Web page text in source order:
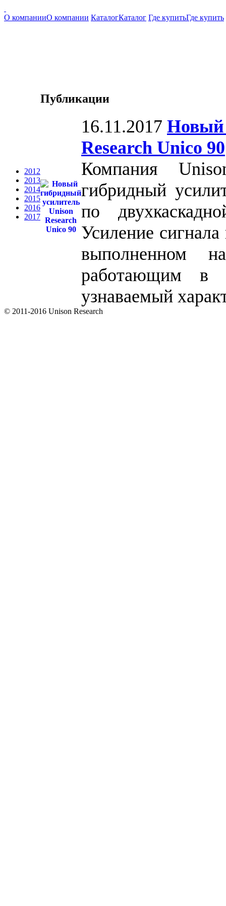
О компанииО компании КаталогКаталог Где купитьГде купить
2012
2013
2014
2015
2016
2017
Публикации
16.11.2017 Новый
Research Unico 90
Компания
гибридный
по
Усиление
выполненном
работающим в
узнаваемый
© 2011-2016 Unison Research